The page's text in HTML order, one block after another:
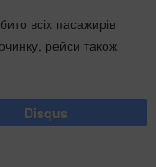
всіх пасажирів
рейси також
Disqus